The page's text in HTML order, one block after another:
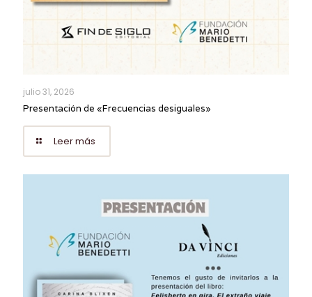
julio 31, 2026
Presentación de «Frecuencias desiguales»
Leer más